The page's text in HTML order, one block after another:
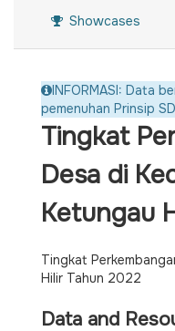
Showcases
INFORMASI: Data
pemenuhan Prinsip
Tingkat
Desa di
Ketungau
Tingkat
Hilir Tahun 2022
Data and